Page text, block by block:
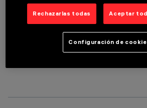
LIGHTING MODULE
Rechazarlas todas Aceptar
Configuración de